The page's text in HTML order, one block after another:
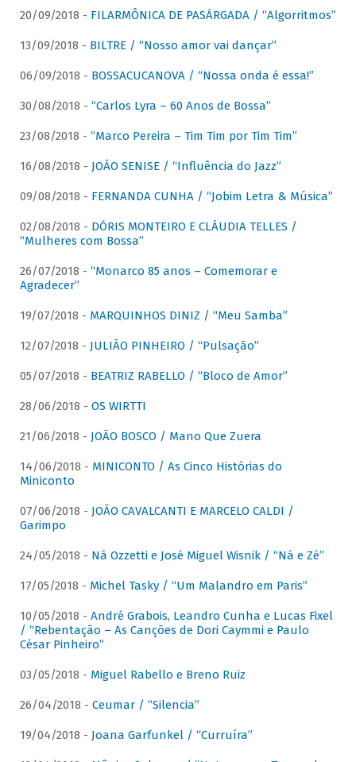
20/09/2018 - FILARMÔNICA DE PASÁRGADA / “Algorritmos”
13/09/2018 - BILTRE / “Nosso amor vai dançar”
06/09/2018 - BOSSACUCANOVA / “Nossa onda é essa!”
30/08/2018 - “Carlos Lyra – 60 Anos de Bossa”
23/08/2018 - “Marco Pereira – Tim Tim por Tim Tim”
16/08/2018 - JOÃO SENISE / “Influência do Jazz”
09/08/2018 - FERNANDA CUNHA / “Jobim Letra & Música”
02/08/2018 - DÓRIS MONTEIRO E CLÁUDIA TELLES /
“Mulheres com Bossa”
26/07/2018 - “Monarco 85 anos – Comemorar e
Agradecer”
19/07/2018 - MARQUINHOS DINIZ / “Meu Samba”
12/07/2018 - JULIÃO PINHEIRO / “Pulsação”
05/07/2018 - BEATRIZ RABELLO / “Bloco de Amor”
28/06/2018 - OS WIRTTI
21/06/2018 - JOÃO BOSCO / Mano Que Zuera
14/06/2018 - MINICONTO / As Cinco Histórias do
Miniconto
07/06/2018 - JOÃO CAVALCANTI E MARCELO CALDI /
Garimpo
24/05/2018 - Ná Ozzetti e José Miguel Wisnik / “Ná e Zé”
17/05/2018 - Michel Tasky / “Um Malandro em Paris”
10/05/2018 - André Grabois, Leandro Cunha e Lucas Fixel
/ “Rebentação – As Canções de Dori Caymmi e Paulo
César Pinheiro”
03/05/2018 - Miguel Rabello e Breno Ruiz
26/04/2018 - Ceumar / “Silencia”
19/04/2018 - Joana Garfunkel / “Curruíra”